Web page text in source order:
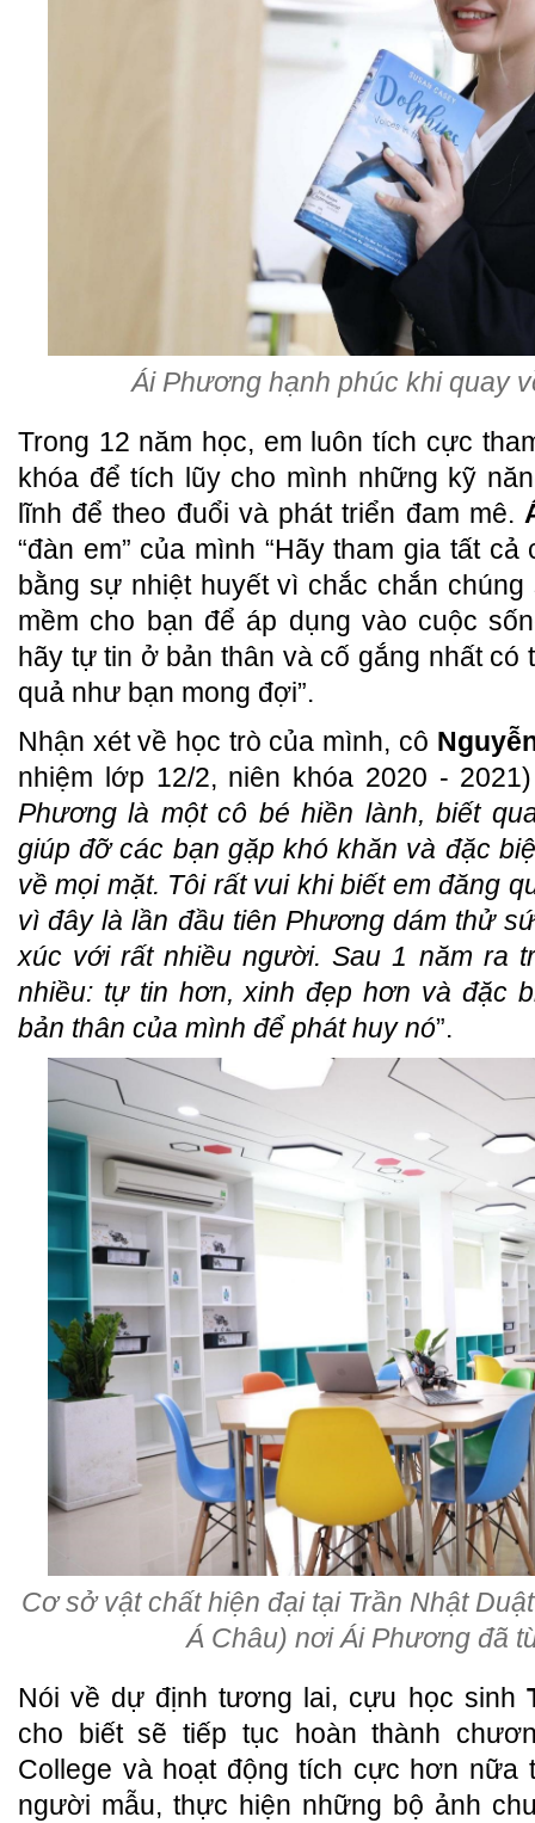
Ái Phương hạnh phúc khi quay
Trong 12 năm học, em luôn tích cực
khóa để tích lũy cho mình những kỹ
lĩnh để theo đuổi và phát triển đam mê.
“đàn em” của mình “Hãy tham gia tất
bằng sự nhiệt huyết vì chắc chắn
mềm cho bạn để áp dụng vào cuộc
hãy tự tin ở bản thân và cố gắng nhất
quả như bạn mong đợi”.
Nhận xét về học trò của mình, cô
nhiệm lớp 12/2, niên khóa 2020 -
Phương là một cô bé hiền lành, biết
giúp đỡ các bạn gặp khó khăn và đặc
về mọi mặt. Tôi rất vui khi biết em đăng
vì đây là lần đầu tiên Phương dám thử
xúc với rất nhiều người. Sau 1 năm ra
nhiều: tự tin hơn, xinh đẹp hơn và đặc
bản thân của mình để phát huy nó”.
Cơ sở vật chất hiện đại tại Trần Nhật
Á Châu) nơi Ái Phương đã
Nói về dự định tương lai, cựu học sinh
cho biết sẽ tiếp tục hoàn thành
College và hoạt động tích cực hơn nữa
người mẫu, thực hiện những bộ ảnh